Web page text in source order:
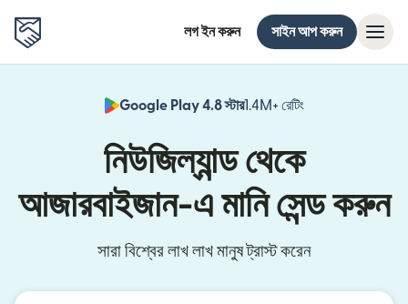
লগ ইন করুন সাইন আপ করুন
Google Play 4.8 স্টার1.4M+ রেটিং
নিউজিল্যান্ড থেকে
আজারবাইজান-এ মানি সেন্ড করুন
সারা বিশ্বের লাখ লাখ মানুষ ট্রাস্ট করেন